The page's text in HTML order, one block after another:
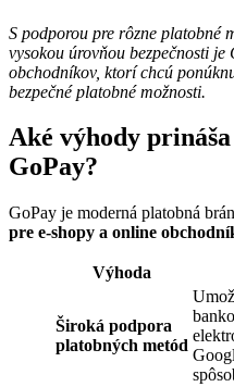
S podporou pre rôzne platobné
vysokou úrovňou bezpečnosti
obchodníkov, ktorí chcú
bezpečné platobné možnosti.
Aké výhody
GoPay?
GoPay je moderná platobná
pre e-shopy a online
Výhoda
Široká podpora
platobných metód